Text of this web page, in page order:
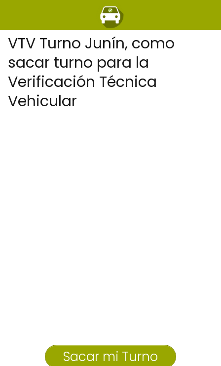
VTV Turno Junín, como
sacar turno para la
Verificación Técnica
Vehicular
Sacar mi Turno